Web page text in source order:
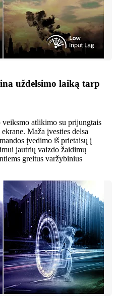
uždelsimo laiką tarp
veiksmo atlikimo su prijungtais
Maža įvesties delsa
įvedimo iš prietaisų į
jautrių vaizdo žaidimų
greitus varžybinius